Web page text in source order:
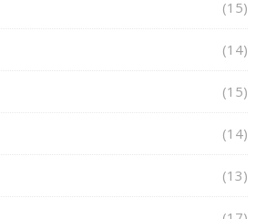
(15)
(14)
(15)
(14)
(13)